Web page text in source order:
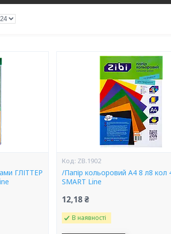
ГЛІТТЕР
ZB.1902
/Папір кольоровий А4 8 л8 кол
SMART Line
12,18 ₴
В наявності